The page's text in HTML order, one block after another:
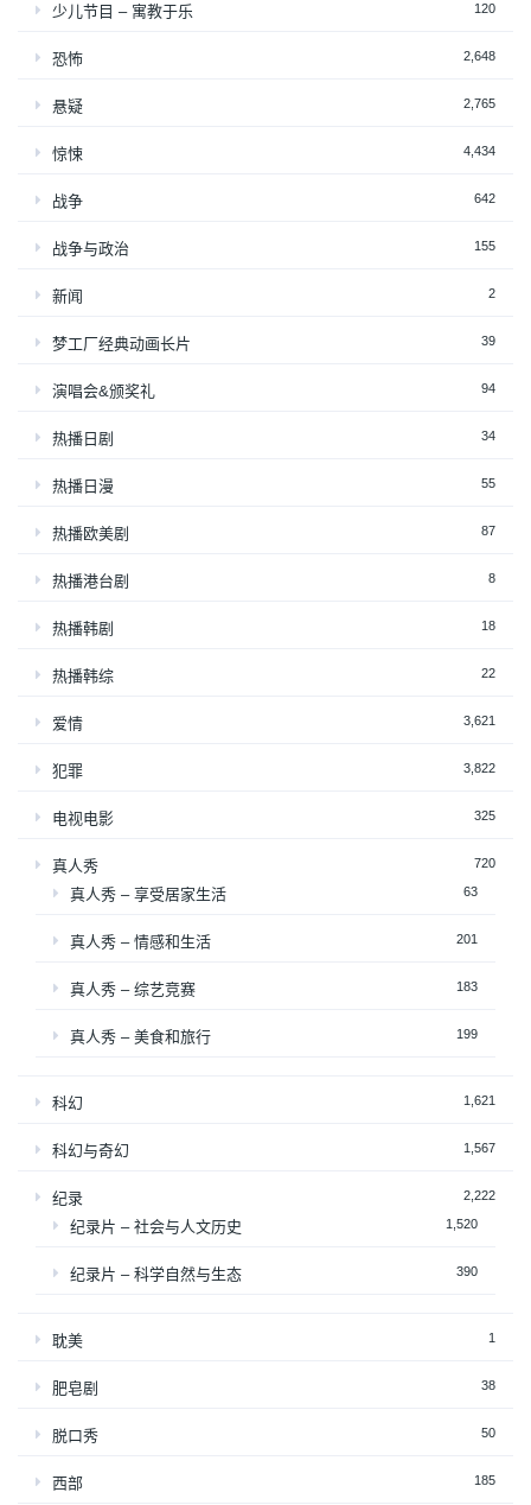
少儿节目 – 寓教于乐 120
恐怖 2,648
悬疑 2,765
惊悚 4,434
战争 642
战争与政治 155
新闻 2
梦工厂经典动画长片 39
演唱会&颁奖礼 94
热播日剧 34
热播日漫 55
热播欧美剧 87
热播港台剧 8
热播韩剧 18
热播韩综 22
爱情 3,621
犯罪 3,822
电视电影 325
真人秀 720
真人秀 – 享受居家生活 63
真人秀 – 情感和生活 201
真人秀 – 综艺竞赛 183
真人秀 – 美食和旅行 199
科幻 1,621
科幻与奇幻 1,567
纪录 2,222
纪录片 – 社会与人文历史 1,520
纪录片 – 科学自然与生态 390
耽美 1
肥皂剧 38
脱口秀 50
西部 185